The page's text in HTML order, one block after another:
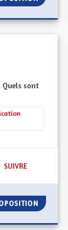
sont
les soins et
49 ABONNÉS
SUIVRE
LE